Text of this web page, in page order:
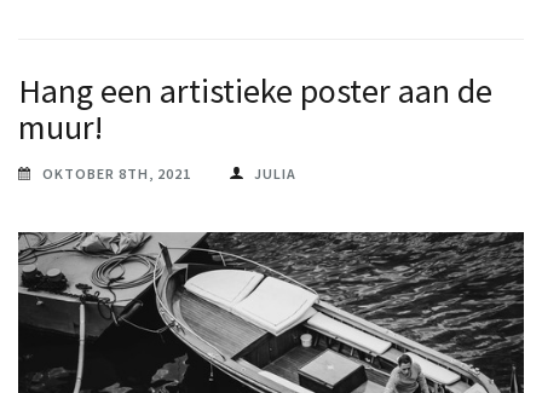
Hang een artistieke poster aan de
muur!
OKTOBER 8TH, 2021 JULIA